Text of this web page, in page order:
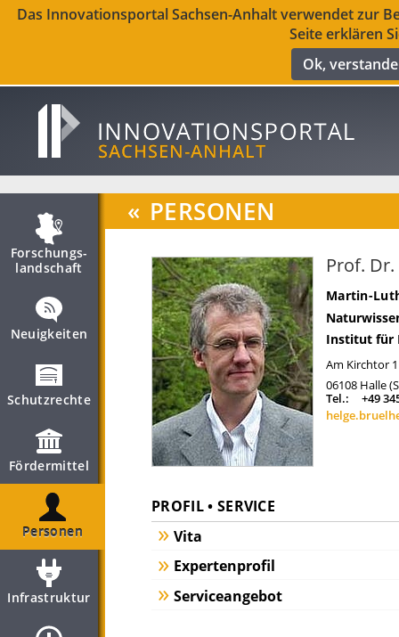
Das Innovationsportal Sachsen-Anhalt verwendet zur
Seite erklären
Ok,
Forschungs­
landschaft
Neuigkeiten
Schutzrechte
Fördermittel
Personen
Infrastruktur
« PERSONEN
Prof.
Martin-
Institut für
Am Kirchtor 1
06108 Halle
Tel.:
+49
PROFIL • SERVICE
Vita
Expertenprofil
Serviceangebot